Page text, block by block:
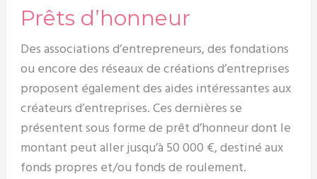
Prêts d’honneur
Des associations d’entrepreneurs, des fondations
ou encore des réseaux de créations d’entreprises
proposent également des aides intéressantes aux
créateurs d’entreprises. Ces dernières se
présentent sous forme de prêt d’honneur dont le
montant peut aller jusqu’à 50 000 €, destiné aux
fonds propres et/ou fonds de roulement.